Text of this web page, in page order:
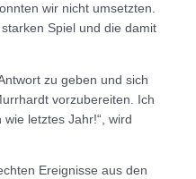
wir nicht umsetzten.
Spiel und die damit
zu geben und sich
vorzubereiten. Ich
letztes Jahr!“, wird
Ereignisse aus den